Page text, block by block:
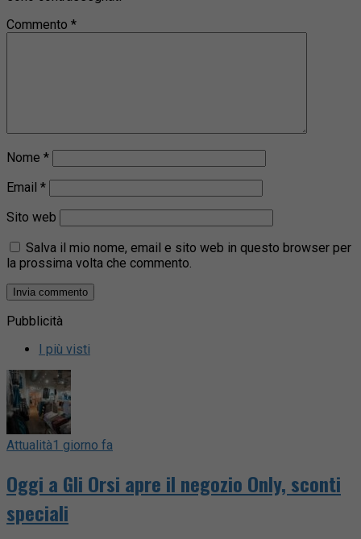
Commento *
Nome *
Email *
Sito web
Salva il mio nome, email e sito web in questo browser per
la prossima volta che commento.
Pubblicità
I più visti
Attualità1 giorno fa
Oggi a Gli Orsi apre il negozio Only, sconti
speciali